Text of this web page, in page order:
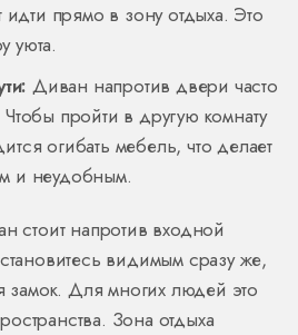
идти прямо в зону отдыха. Это
уюта.
Диван напротив двери часто
пройти в другую комнату
огибать мебель, что делает
и неудобным.
стоит напротив входной
видимым сразу же,
замок. Для многих людей это
Зона отдыха